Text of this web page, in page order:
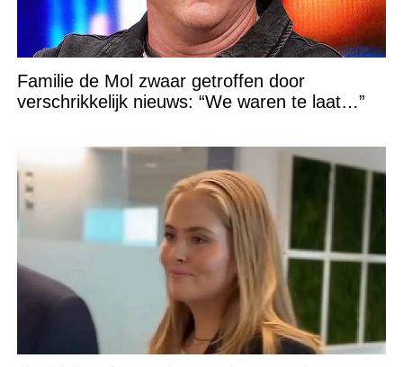
Familie de Mol zwaar getroffen door
verschrikkelijk nieuws: “We waren te laat…”